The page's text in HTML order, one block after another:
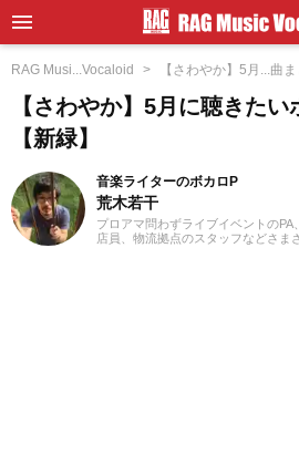
RAG Musi...Vocaloid 【さわやか】5月...曲ま
【さわやか】5月に聴きた
【新緑】
音楽ライターのボカロP
荒木若干
プロアマ問わずライブイベントの
店員、物流拠点のスタッフなどさま